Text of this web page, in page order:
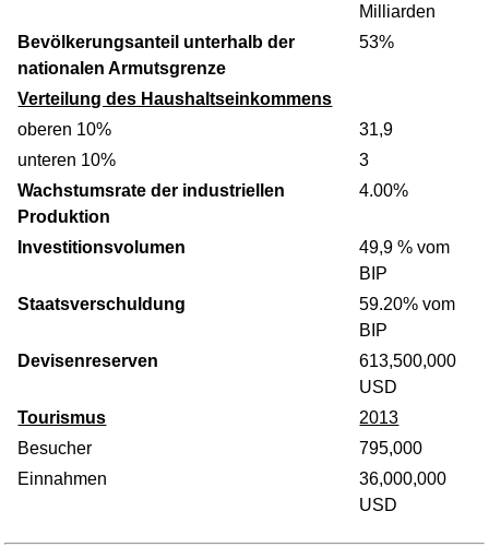
Milliarden
Bevölkerungsanteil unterhalb der
nationalen Armutsgrenze
53%
Verteilung des Haushaltseinkommens
oberen 10%
31,9
unteren 10%
3
Wachstumsrate der industriellen
Produktion
4.00%
Investitionsvolumen
49,9 % vom
BIP
Staatsverschuldung
59.20% vom
BIP
Devisenreserven
613,500,000
USD
Tourismus
2013
Besucher
795,000
Einnahmen
36,000,000
USD